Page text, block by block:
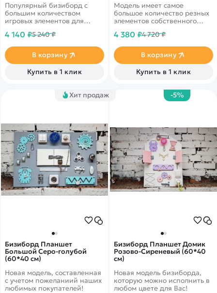
Популярный бизиборд с
большим количеством
игровых элементов для
4 140 ₽5 240 ₽
В корзину
Купить в 1 клик
Модель имеет самое
большое количество резных
элементов собственного
любят детишки!
4 380 ₽4 720 ₽
В корзину
Купить в 1 клик
Хит продаж
Бизиборд Планшет
Большой Серо-голубой
(60*40 см)
Новая модель, составленная
с учетом пожеланиий наших
любимых покупателей!
-5%
Бизиборд Планшет Домик
Розово-Сиреневый (60*40
см)
Новая модель бизиборда,
которую можно исполнить в
любом цвете для Вас!